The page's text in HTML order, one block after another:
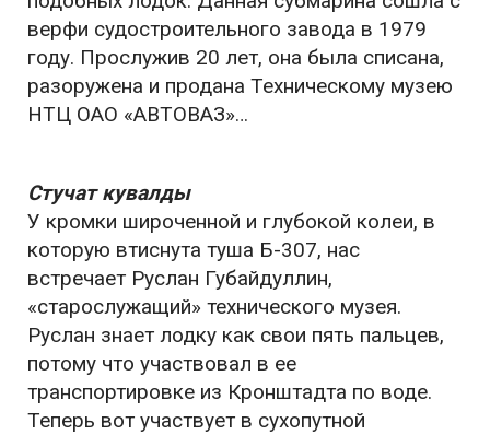
верфи судостроительного завода в 1979
году. Прослужив 20 лет, она была списана,
разоружена и продана Техническому музею
НТЦ ОАО «АВТОВАЗ»…
Стучат кувалды
У кромки широченной и глубокой колеи, в
которую втиснута туша Б-307, нас
встречает Руслан Губайдуллин,
«старослужащий» технического музея.
Руслан знает лодку как свои пять пальцев,
потому что участвовал в ее
транспортировке из Кронштадта по воде.
Теперь вот участвует в сухопутной